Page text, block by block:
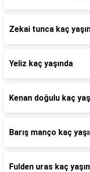
Zekai tunca kaç
Yeliz kaç yaşında
Kenan doğulu kaç
Barış manço kaç
Fulden uras kaç